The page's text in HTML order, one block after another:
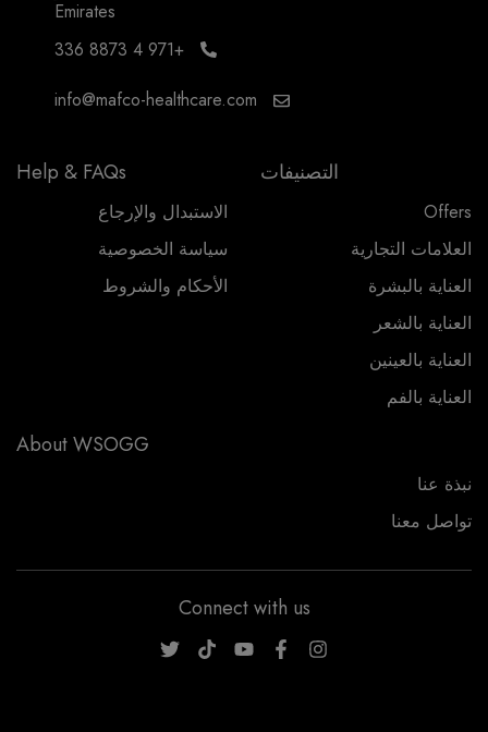
Emirates
+971 4 8873 336
info@mafco-healthcare.com
التصنيفات
Offers
العلامات التجارية
العناية بالبشرة
العناية بالشعر
العناية بالعينين
العناية بالفم
Help & FAQs
الاستبدال والإرجاع
سياسة الخصوصية
الأحكام والشروط
About WSOGG
نبذة عنا
تواصل معنا
Connect with us